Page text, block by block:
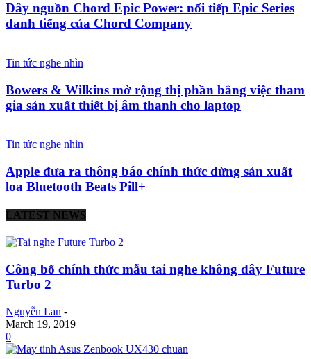
Dây nguồn Chord Epic Power: nối tiếp Epic Series
danh tiếng của Chord Company
Tin tức nghe nhìn
Bowers & Wilkins mở rộng thị phần bằng việc tham
gia sản xuất thiết bị âm thanh cho laptop
Tin tức nghe nhìn
Apple đưa ra thông báo chính thức dừng sản xuất
loa Bluetooth Beats Pill+
LATEST NEWS
Công bố chính thức mẫu tai nghe không dây Future
Turbo 2
Nguyễn Lan -
March 19, 2019
0